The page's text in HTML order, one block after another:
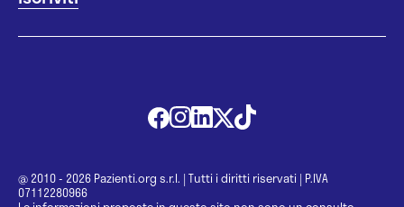
@ 2010 - 2026 Pazienti.org s.r.l. | Tutti i diritti riservati | P.IVA
07112280966